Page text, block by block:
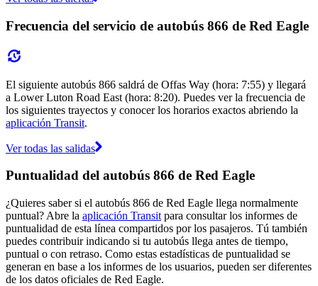
Frecuencia del servicio de autobús 866 de Red Eagle
El siguiente autobús 866 saldrá de Offas Way (hora: 7:55) y llegará
a Lower Luton Road East (hora: 8:20). Puedes ver la frecuencia de
los siguientes trayectos y conocer los horarios exactos abriendo la
aplicación Transit.
Ver todas las salidas
Puntualidad del autobús 866 de Red Eagle
¿Quieres saber si el autobús 866 de Red Eagle llega normalmente
puntual? Abre la aplicación Transit para consultar los informes de
puntualidad de esta línea compartidos por los pasajeros. Tú también
puedes contribuir indicando si tu autobús llega antes de tiempo,
puntual o con retraso. Como estas estadísticas de puntualidad se
generan en base a los informes de los usuarios, pueden ser diferentes
de los datos oficiales de Red Eagle.